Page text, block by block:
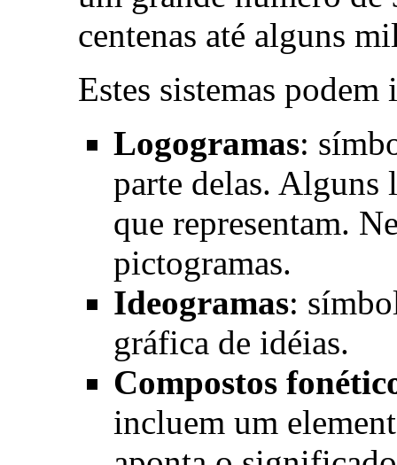
centenas até alguns
Estes sistemas
Logogramas:
parte delas. Alguns
que representam.
pictogramas.
Ideogramas:
gráfica de idéias.
Compostos
incluem um